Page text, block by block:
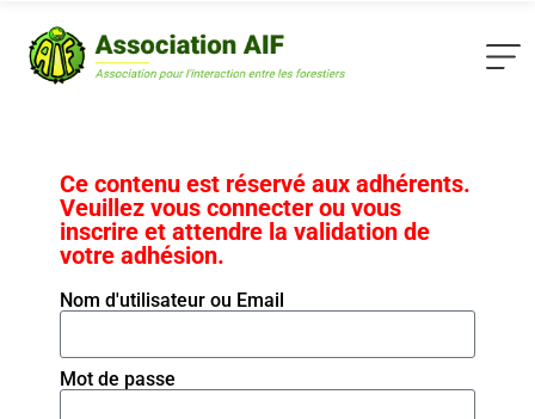
Ce contenu est réservé aux adhérents.
Veuillez vous connecter ou vous
inscrire et attendre la validation de
votre adhésion.
Nom d'utilisateur ou Email
Mot de passe